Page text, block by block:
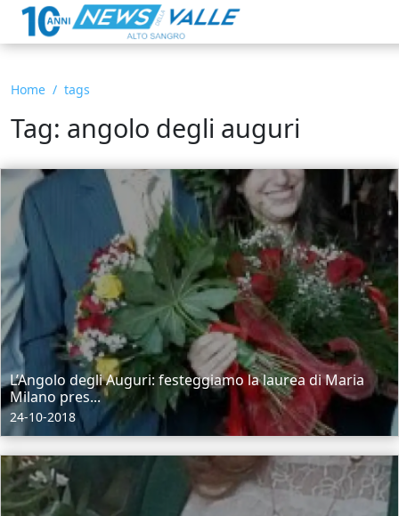
Home tags
Tag: angolo degli auguri
L’Angolo degli Auguri: festeggiamo la laurea di Maria
Milano pres...
24-10-2018